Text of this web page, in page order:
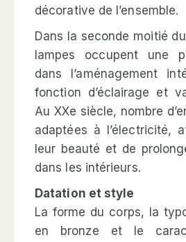
décorative de l’ensemble.
Dans la seconde moitié
lampes occupent une
dans l’aménagement
fonction d’éclairage et
Au XXe siècle, nombre
adaptées à l’électricité,
leur beauté et de
dans les intérieurs.
Datation et style
La forme du corps, la
en bronze et le